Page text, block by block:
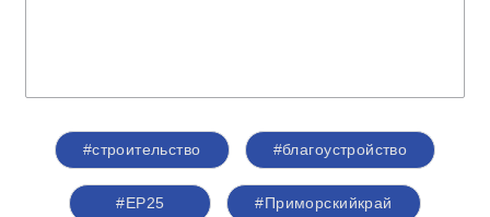
#строительство #благоустройство
#ЕР25 #Приморскийкрай